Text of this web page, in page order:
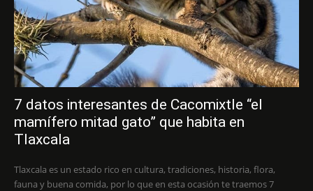
7 datos interesantes de Cacomixtle “el
mamífero mitad gato” que habita en
Tlaxcala
Tlaxcala es un estado rico en cultura, tradiciones, historia, flora,
fauna y buena comida, por lo que en esta ocasión te traemos 7